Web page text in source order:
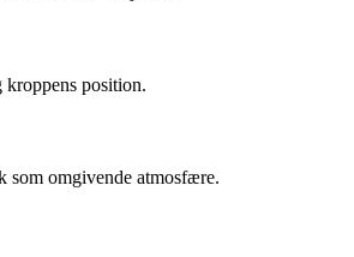
kroppens position.
som omgivende atmosfære.